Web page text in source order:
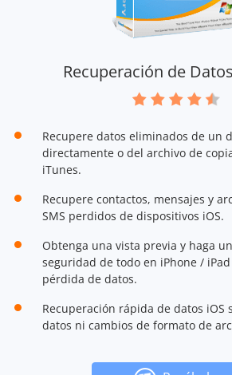
Recuperación de
Recupere datos eliminados de un
directamente o del archivo de
iTunes.
Recupere contactos, mensajes y
SMS perdidos de dispositivos iOS.
Obtenga una vista previa y haga
seguridad de todo en iPhone /
pérdida de datos.
Recuperación rápida de datos iOS
datos ni cambios de formato de